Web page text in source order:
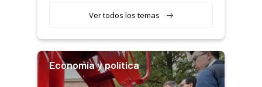
Ver todos los temas
Economía y política